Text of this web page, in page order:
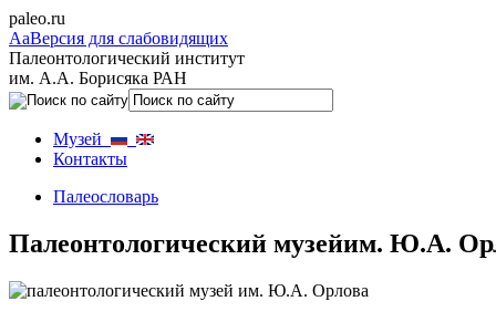
paleo.ru
AaВерсия для слабовидящих
Палеонтологический институт
им. А.А. Борисяка РАН
Музей
Контакты
Палеословарь
Палеонтологический музейим. Ю.А.